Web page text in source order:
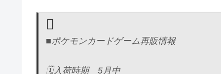
■ポケモンカードゲーム再販情報
🗓️入荷時期 5月中